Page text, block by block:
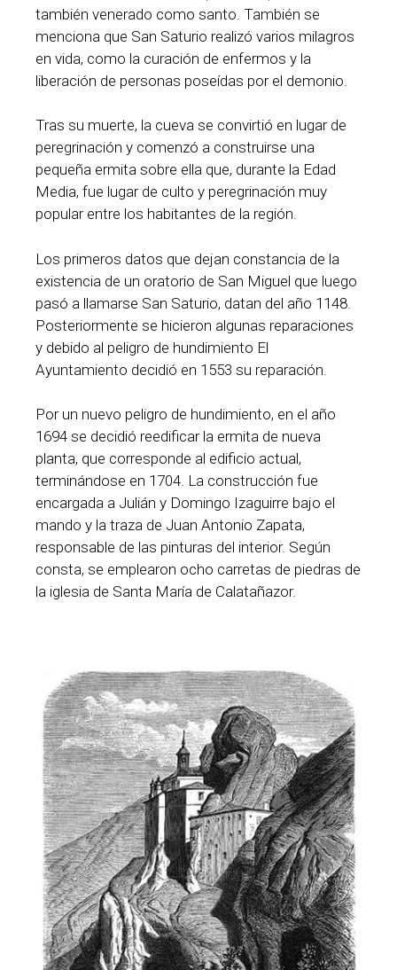
también venerado como santo. También se
menciona que San Saturio realizó varios milagros
en vida, como la curación de enfermos y la
liberación de personas poseídas por el demonio.
Tras su muerte, la cueva se convirtió en lugar de
peregrinación y comenzó a construirse una
pequeña ermita sobre ella que, durante la Edad
Media, fue lugar de culto y peregrinación muy
popular entre los habitantes de la región.
Los primeros datos que dejan constancia de la
existencia de un oratorio de San Miguel que luego
pasó a llamarse San Saturio, datan del año 1148.
Posteriormente se hicieron algunas reparaciones
y debido al peligro de hundimiento El
Ayuntamiento decidió en 1553 su reparación.
Por un nuevo peligro de hundimiento, en el año
1694 se decidió reedificar la ermita de nueva
planta, que corresponde al edificio actual,
terminándose en 1704. La construcción fue
encargada a Julián y Domingo Izaguirre bajo el
mando y la traza de Juan Antonio Zapata,
responsable de las pinturas del interior. Según
consta, se emplearon ocho carretas de piedras de
la iglesia de Santa María de Calatañazor.